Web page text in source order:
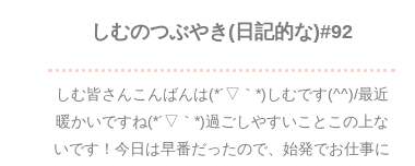
しむのつぶやき(日記的な)#92
しむ皆さんこんばんは(*´▽｀*)しむです(^^)/最近
暖かいですね(*´▽｀*)過ごしやすいことこの上な
いです！今日は早番だったので、始発でお仕事に